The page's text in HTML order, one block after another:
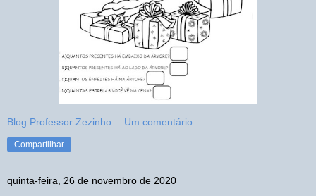
Blog Professor Zezinho Um comentário:
Compartilhar
quinta-feira, 26 de novembro de 2020